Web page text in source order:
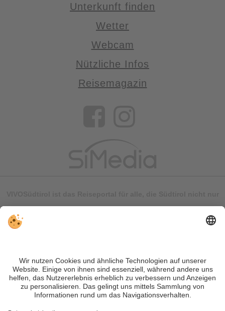
Unterkunft finden
Wetter
Webcam
Nützliche Infos
Reisemagazin
können Fehler auftreten. Wir übernehmen keine Gewähr für
die Richtigkeit und Vollständigkeit aller Informationen.
Informieren Sie sich sicherheitshalber nochmals beim